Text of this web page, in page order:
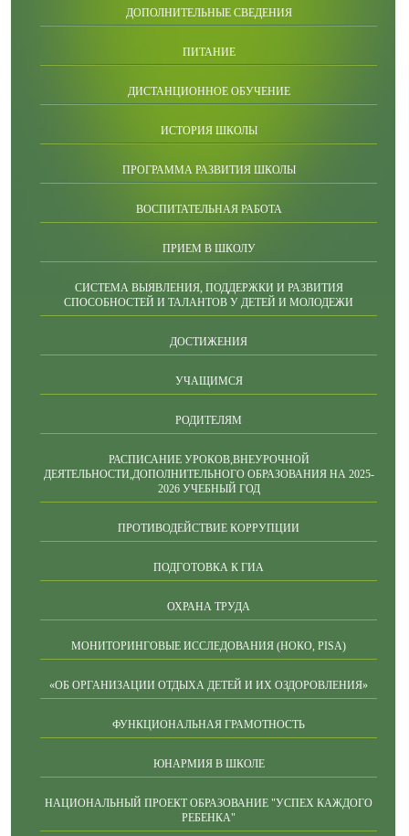
ДОПОЛНИТЕЛЬНЫЕ СВЕДЕНИЯ
ПИТАНИЕ
ДИСТАНЦИОННОЕ ОБУЧЕНИЕ
ИСТОРИЯ ШКОЛЫ
ПРОГРАММА РАЗВИТИЯ ШКОЛЫ
ВОСПИТАТЕЛЬНАЯ РАБОТА
ПРИЕМ В ШКОЛУ
СИСТЕМА ВЫЯВЛЕНИЯ, ПОДДЕРЖКИ И РАЗВИТИЯ
СПОСОБНОСТЕЙ И ТАЛАНТОВ У ДЕТЕЙ И МОЛОДЕЖИ
ДОСТИЖЕНИЯ
УЧАЩИМСЯ
РОДИТЕЛЯМ
РАСПИСАНИЕ УРОКОВ,ВНЕУРОЧНОЙ
ДЕЯТЕЛЬНОСТИ,ДОПОЛНИТЕЛЬНОГО ОБРАЗОВАНИЯ НА 2025-
2026 УЧЕБНЫЙ ГОД
ПРОТИВОДЕЙСТВИЕ КОРРУПЦИИ
ПОДГОТОВКА К ГИА
ОХРАНА ТРУДА
МОНИТОРИНГОВЫЕ ИССЛЕДОВАНИЯ (НОКО, PISA)
«ОБ ОРГАНИЗАЦИИ ОТДЫХА ДЕТЕЙ И ИХ ОЗДОРОВЛЕНИЯ»
ФУНКЦИОНАЛЬНАЯ ГРАМОТНОСТЬ
ЮНАРМИЯ В ШКОЛЕ
НАЦИОНАЛЬНЫЙ ПРОЕКТ ОБРАЗОВАНИЕ "УСПЕХ КАЖДОГО
РЕБЕНКА"